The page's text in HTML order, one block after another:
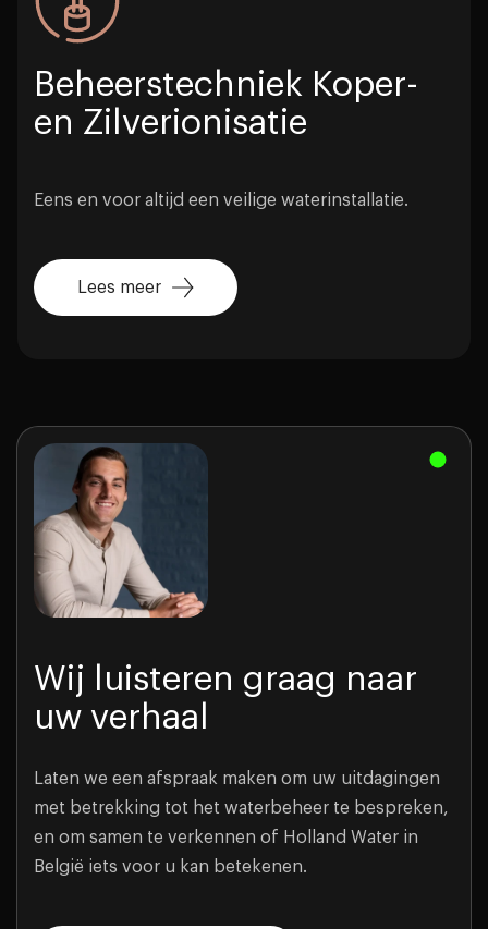
Beheerstechniek Koper-
en Zilverionisatie
Eens en voor altijd een veilige waterinstallatie.
Lees meer
Wij luisteren graag naar
uw verhaal
Laten we een afspraak maken om uw uitdagingen
met betrekking tot het waterbeheer te bespreken,
en om samen te verkennen of Holland Water in
België iets voor u kan betekenen.